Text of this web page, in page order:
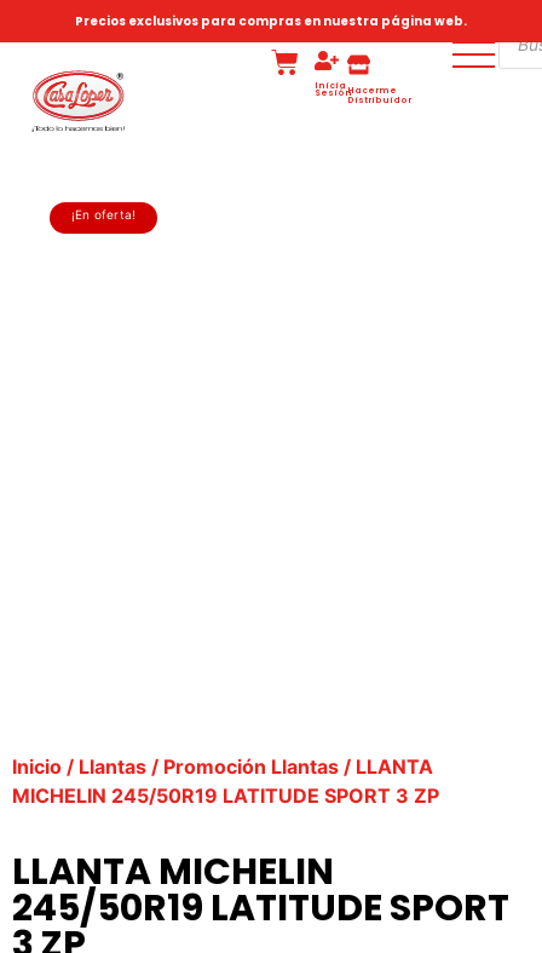
Precios exclusivos para compras en nuestra página web.
Inicia
SesiónHacerme
Distribuidor
¡En oferta!
Inicio / Llantas / Promoción Llantas / LLANTA
MICHELIN 245/50R19 LATITUDE SPORT 3 ZP
LLANTA MICHELIN
245/50R19 LATITUDE SPORT